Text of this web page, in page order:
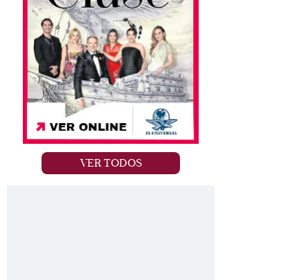
VER TODOS